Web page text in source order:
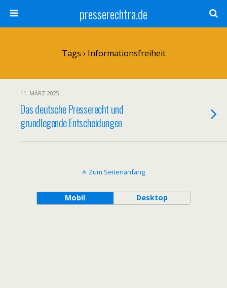
presserechtra.de
Tags › Informationsfreiheit
11. MÄRZ 2025
Das deutsche Presserecht und
grundlegende Entscheidungen
Zum Seitenanfang
Mobil Desktop